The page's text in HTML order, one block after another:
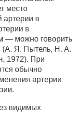
место
артерии в
в
— можно говорить
(А. Я. Пытель, Н. А.
1972). При
обычно
артерии
видимых